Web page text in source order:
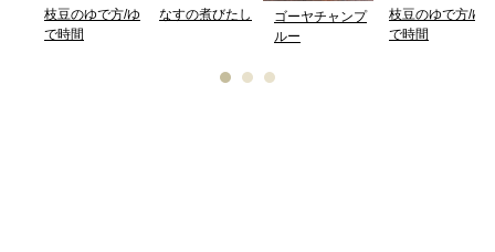
枝豆のゆで方/ゆ
で時間
なすの煮びたし
ゴーヤチャンプ
ルー
枝豆のゆで方/ゆ
で時間